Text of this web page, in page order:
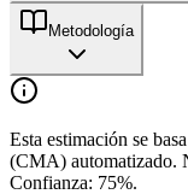
Metodología
Esta estimación se
(CMA) automatizado.
Confianza: 75%.